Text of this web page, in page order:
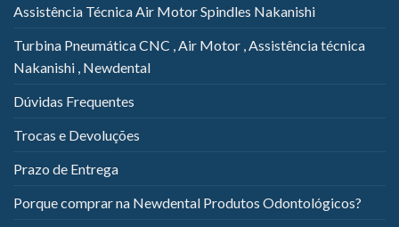
Assistência Técnica Air Motor Spindles Nakanishi
Turbina Pneumática CNC , Air Motor , Assistência técnica
Nakanishi , Newdental
Dúvidas Frequentes
Trocas e Devoluções
Prazo de Entrega
Porque comprar na Newdental Produtos Odontológicos?